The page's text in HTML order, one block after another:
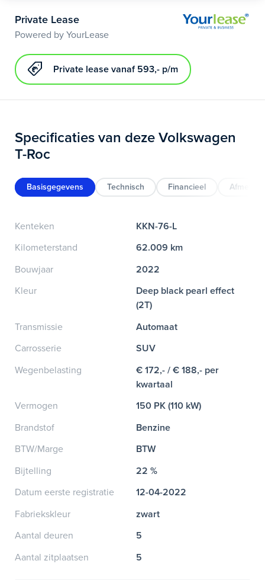
Private Lease
Powered by YourLease
Private lease vanaf 593,- p/m
Specificaties van deze Volkswagen
T-Roc
Basisgegevens Technisch Financieel
Kenteken
KKN-76-L
Kilometerstand
62.009 km
Bouwjaar
2022
Kleur
Deep black pearl effect
(2T)
Transmissie
Automaat
Carrosserie
SUV
Wegenbelasting
€ 172,- / € 188,- per
kwartaal
Vermogen
150 PK (110 kW)
Brandstof
Benzine
BTW/Marge
BTW
Bijtelling
22 %
Datum eerste registratie
12-04-2022
Fabriekskleur
zwart
Aantal deuren
5
Aantal zitplaatsen
5